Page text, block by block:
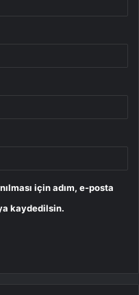
için adım, e-posta
kaydedilsin.